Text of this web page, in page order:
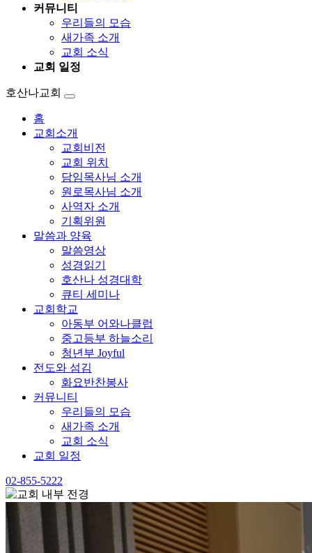
커뮤니티
우리들의 모습
새가족 소개
교회 소식
교회 일정
호산나교회
홈
교회소개
교회비전
교회 위치
담임목사님 소개
원로목사님 소개
사역자 소개
기획위원
말씀과 양육
말씀영상
성경읽기
호산나 성경대학
큐티 세미나
교회학교
아동부 어와나클럽
중고등부 하늘소리
청년부 Joyful
전도와 섬김
화요반찬봉사
커뮤니티
우리들의 모습
새가족 소개
교회 소식
교회 일정
02-855-5222